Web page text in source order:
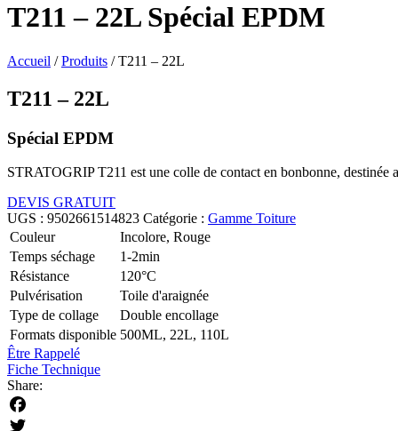
T211 – 22L Spécial EPDM
Accueil /Produits /T211 – 22L
T211 – 22L
Spécial EPDM
STRATOGRIP T211 est une colle de contact en bonbonne,
DEVIS GRATUIT
UGS : 9502661514823 Catégorie : Gamme Toiture
Couleur
Incolore, Rouge
Temps séchage
1-2min
Résistance
120°C
Pulvérisation
Toile d'araignée
Type de collage
Double encollage
Formats disponible 500ML, 22L, 110L
Être Rappelé
Fiche Technique
Share:
Facebook